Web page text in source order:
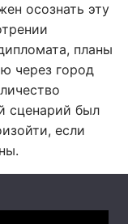
осознать эту
планы
через город
сценарий был
если